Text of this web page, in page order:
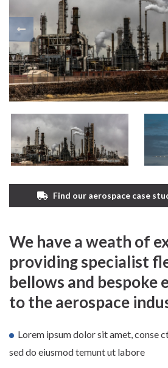
Find our aerospace case
We have a weath of
providing specialist
bellows and bespoke
to the aerospace
Lorem ipsum dolor sit amet, conse
sed do eiusmod temunt ut labore